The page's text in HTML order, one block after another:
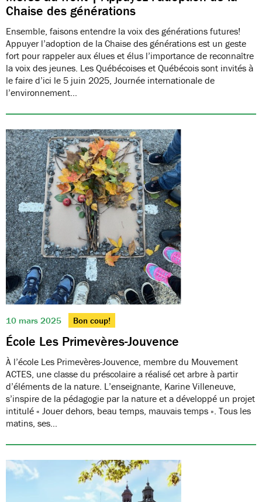
Chaise des générations
Ensemble, faisons entendre la voix des générations futures!
Appuyer l’adoption de la Chaise des générations est un geste
fort pour rappeler aux élues et élus l’importance de reconnaître
la voix des jeunes. Les Québécoises et Québécois sont invités à
le faire d’ici le 5 juin 2025, Journée internationale de
l’environnement…
10 mars 2025 Bon coup!
École Les Primevères-Jouvence
À l’école Les Primevères-Jouvence, membre du Mouvement
ACTES, une classe du préscolaire a réalisé cet arbre à partir
d’éléments de la nature. L’enseignante, Karine Villeneuve,
s’inspire de la pédagogie par la nature et a développé un projet
intitulé « Jouer dehors, beau temps, mauvais temps ». Tous les
matins, ses…